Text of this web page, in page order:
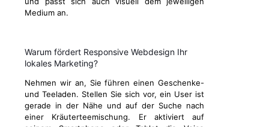
Medium an.
Warum fördert Responsive Webdesign Ihr
lokales Marketing?
Nehmen wir an, Sie führen einen Geschenke-
und Teeladen. Stellen Sie sich vor, ein User ist
gerade in der Nähe und auf der Suche nach
einer Kräuterteemischung. Er aktiviert auf